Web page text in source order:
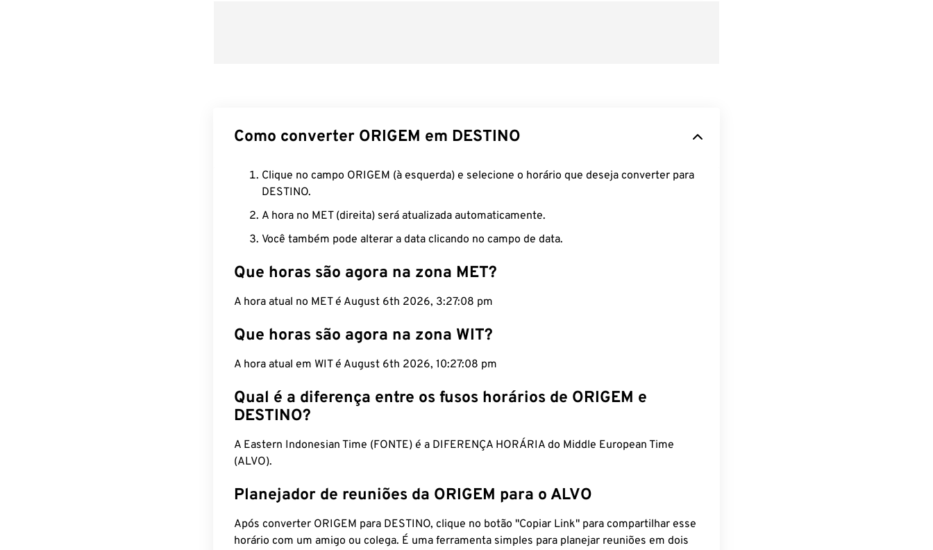
Como converter ORIGEM em DESTINO
Clique no campo ORIGEM (à esquerda) e selecione o horário que deseja converter para
DESTINO.
A hora no MET (direita) será atualizada automaticamente.
Você também pode alterar a data clicando no campo de data.
Que horas são agora na zona MET?
A hora atual no MET é August 6th 2026, 3:27:09 pm
Que horas são agora na zona WIT?
A hora atual em WIT é August 6th 2026, 10:27:09 pm
Qual é a diferença entre os fusos horários de ORIGEM e
DESTINO?
A Eastern Indonesian Time (FONTE) é a DIFERENÇA HORÁRIA do Middle European Time
(ALVO).
Planejador de reuniões da ORIGEM para o ALVO
Após converter ORIGEM para DESTINO, clique no botão "Copiar Link" para compartilhar esse
horário com um amigo ou colega. É uma ferramenta simples para planejar reuniões em dois